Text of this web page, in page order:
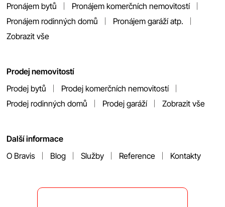
Pronájem bytů
Pronájem komerčních nemovitostí
Pronájem rodinných domů
Pronájem garáží atp.
Zobrazit vše
Prodej nemovitostí
Prodej bytů
Prodej komerčních nemovitostí
Prodej rodinných domů
Prodej garáží Zobrazit vše
Další informace
O Bravis
Blog Služby Reference Kontakty